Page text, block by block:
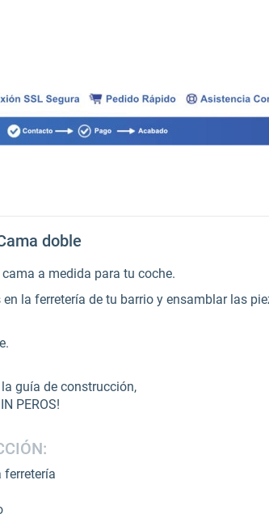
doble
a medida para tu coche.
la ferretería de tu barrio y ensamblar las
guía de construcción,
PEROS!
ferretería